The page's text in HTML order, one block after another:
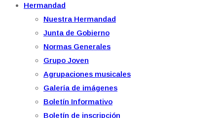
Hermandad
Nuestra Hermandad
Junta de Gobierno
Normas Generales
Grupo Joven
Agrupaciones musicales
Galería de imágenes
Boletín Informativo
Boletín de inscripción